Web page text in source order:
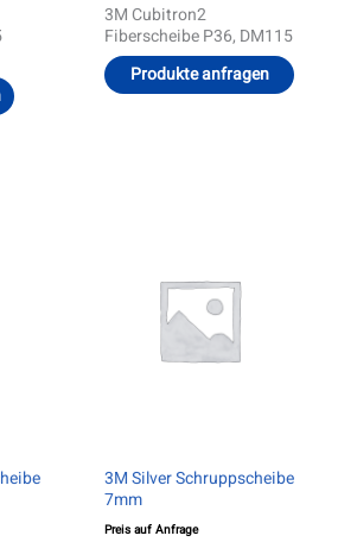
3M Cubitron2
Fiberscheibe P36, DM115
Produkte anfragen
3M Silver Schruppscheibe
7mm
Preis auf Anfrage